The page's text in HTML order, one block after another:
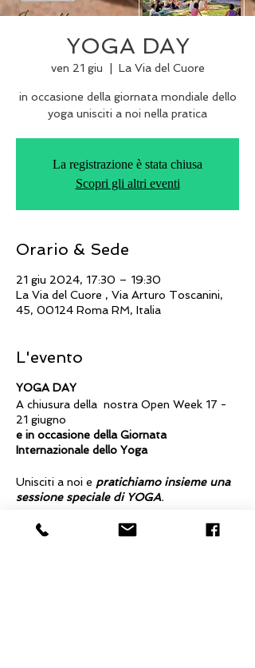
YOGA DAY
ven 21 giu La Via del Cuore
in occasione della giornata mondiale dello
yoga unisciti a noi nella pratica
La registrazione è stata chiusa
Scopri gli altri eventi
Orario & Sede
21 giu 2024, 17:30 – 19:30
La Via del Cuore , Via Arturo Toscanini,
45, 00124 Roma RM, Italia
L'evento
YOGA DAY
A chiusura della nostra Open Week 17 -
21 giugno
e in occasione della Giornata
Internazionale dello Yoga
Unisciti a noi e pratichiamo insieme una
sessione speciale di YOGA.
Dalle 19 Gong Circleper sperimentare la